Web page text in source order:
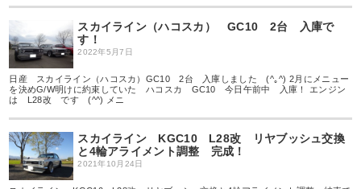
スカイライン（ハコスカ） GC10 2台 入庫で
す！
2022年5月7日
日産 スカイライン（ハコスカ）GC10 2台 入庫しました (^｡^) 2月にメニュー
を決めG/W明けに約束していた ハコスカ GC10 今日午前中 入庫！ エンジン
は L28改 です (^^) メニ
スカイライン KGC10 L28改 リヤブッシュ交換
と4輪アライメント調整 完成！
2021年10月24日